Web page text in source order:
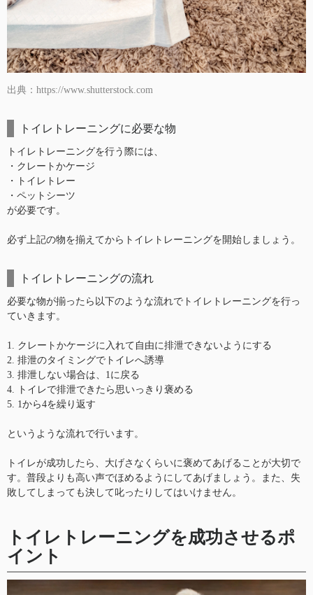
出典：https://www.shutterstock.com
トイレトレーニングに必要な物
トイレトレーニングを行う際には、
・クレートかケージ
・トイレトレー
・ペットシーツ
が必要です。
必ず上記の物を揃えてからトイレトレーニングを開始しましょう。
トイレトレーニングの流れ
必要な物が揃ったら以下のような流れでトイレトレーニングを行っ
ていきます。
1. クレートかケージに入れて自由に排泄できないようにする
2. 排泄のタイミングでトイレへ誘導
3. 排泄しない場合は、1に戻る
4. トイレで排泄できたら思いっきり褒める
5. 1から4を繰り返す
というような流れで行います。
トイレが成功したら、大げさなくらいに褒めてあげることが大切で
す。普段よりも高い声でほめるようにしてあげましょう。また、失
敗してしまっても決して叱ったりしてはいけません。
トイレトレーニングを成功させるポ
イント